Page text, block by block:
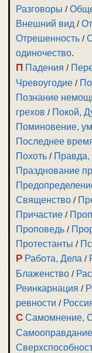
Разговоры /
Внешний вид /
Отрешенность /
одиночество.
П Падения /
Чревоугодие /
Познание
грехов / Покой,
Поминовение,
Последнее
Похоть / Правда,
Празднование
Священство /
Причастие /
Проповедь /
Протестанты /
Р Работа, Дела /
Блаженство /
Реинкарнация /
ревности /
С Самомнение,
Самооправдание